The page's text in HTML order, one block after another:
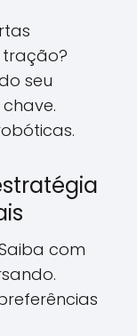
seu
com